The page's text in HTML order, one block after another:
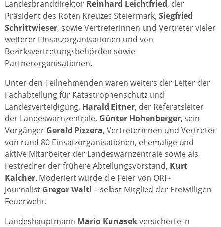
Landesbranddirektor Reinhard Leichtfried, der
Präsident des Roten Kreuzes Steiermark, Siegfried
Schrittwieser, sowie Vertreterinnen und Vertreter vieler
weiterer Einsatzorganisationen und von
Bezirksvertretungsbehörden sowie
Partnerorganisationen.
Unter den Teilnehmenden waren weiters der Leiter der
Fachabteilung für Katastrophenschutz und
Landesverteidigung, Harald Eitner, der Referatsleiter
der Landeswarnzentrale, Günter Hohenberger, sein
Vorgänger Gerald Pizzera, Vertreterinnen und Vertreter
von rund 80 Einsatzorganisationen, ehemalige und
aktive Mitarbeiter der Landeswarnzentrale sowie als
Festredner der frühere Abteilungsvorstand, Kurt
Kalcher. Moderiert wurde die Feier von ORF-
Journalist Gregor Waltl – selbst Mitglied der Freiwilligen
Feuerwehr.
Landeshauptmann Mario Kunasekversicherte in